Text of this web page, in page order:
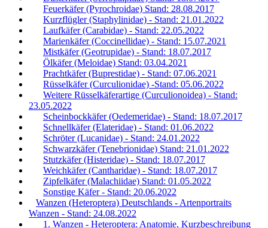
Feuerkäfer (Pyrochroidae) Stand: 28.08.2017
Kurzflügler (Staphylinidae) - Stand: 21.01.2022
Laufkäfer (Carabidae) - Stand: 22.05.2022
Marienkäfer (Coccinellidae) - Stand: 15.07.2021
Mistkäfer (Geotrupidae) - Stand: 18.07.2017
Ölkäfer (Meloidae) Stand: 03.04.2021
Prachtkäfer (Buprestidae) - Stand: 07.06.2021
Rüsselkäfer (Curculionidae) -Stand: 05.06.2022
Weitere Rüsselkäferartige (Curculionoidea) - Stand:
23.05.2022
Scheinbockkäfer (Oedemeridae) - Stand: 18.07.2017
Schnellkäfer (Elateridae) - Stand: 01.06.2022
Schröter (Lucanidae) - Stand: 24.01.2022
Schwarzkäfer (Tenebrionidae) Stand: 21.01.2022
Stutzkäfer (Histeridae) - Stand: 18.07.2017
Weichkäfer (Cantharidae) - Stand: 18.07.2017
Zipfelkäfer (Malachiidae) Stand: 01.05.2022
Sonstige Käfer - Stand: 20.06.2022
Wanzen (Heteroptera) Deutschlands - Artenportraits
Wanzen - Stand: 24.08.2022
1. Wanzen - Heteroptera: Anatomie, Kurzbeschreibung